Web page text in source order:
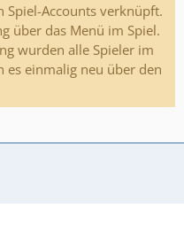
Spiel-Accounts verknüpft.
über das Menü im Spiel.
wurden alle Spieler im
es einmalig neu über den